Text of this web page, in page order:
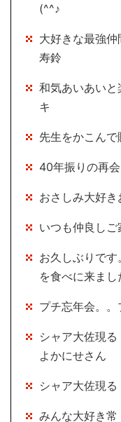
(^^♪
大好きな最強仲
寿鈴
和気あいあい
キ
先生をかこん
40年振りの再
おさしみ大好
いつも仲良し
お久しぶりで
を食べに来まし
プチ忘年会。
シャア大佐現
よかにせさん
シャア大佐現
みんな大好き